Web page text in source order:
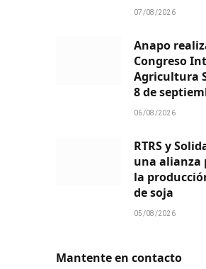
07/08/2026
Anapo
Congreso
Agricultura
8 de
06/08/2026
RTRS y
una alianza
la
de soja
05/08/2026
Mantente en contacto